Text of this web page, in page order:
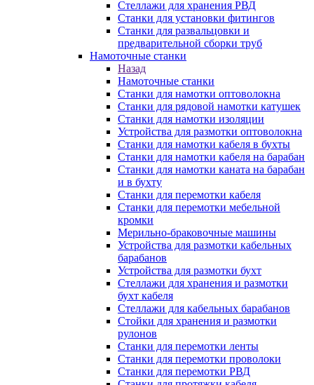
Стеллажи для хранения РВД
Станки для установки фитингов
Станки для развальцовки и
предварительной сборки труб
Намоточные станки
Назад
Намоточные станки
Станки для намотки оптоволокна
Станки для рядовой намотки катушек
Станки для намотки изоляции
Устройства для размотки оптоволокна
Станки для намотки кабеля в бухты
Станки для намотки кабеля на барабан
Станки для намотки каната на барабан
и в бухту
Станки для перемотки кабеля
Станки для перемотки мебельной
кромки
Мерильно-браковочные машины
Устройства для размотки кабельных
барабанов
Устройства для размотки бухт
Стеллажи для хранения и размотки
бухт кабеля
Стеллажи для кабельных барабанов
Стойки для хранения и размотки
рулонов
Станки для перемотки ленты
Станки для перемотки проволоки
Станки для перемотки РВД